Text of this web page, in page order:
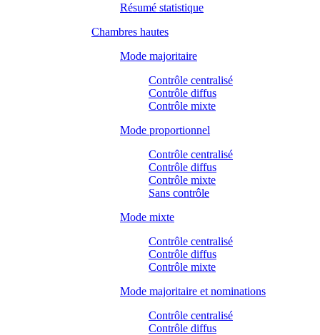
Résumé statistique
Chambres hautes
Mode majoritaire
Contrôle centralisé
Contrôle diffus
Contrôle mixte
Mode proportionnel
Contrôle centralisé
Contrôle diffus
Contrôle mixte
Sans contrôle
Mode mixte
Contrôle centralisé
Contrôle diffus
Contrôle mixte
Mode majoritaire et nominations
Contrôle centralisé
Contrôle diffus